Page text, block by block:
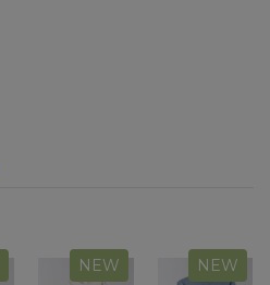
NEW NEW